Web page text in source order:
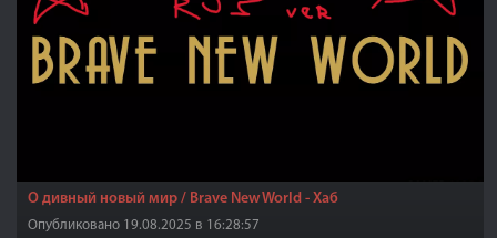
О дивный новый мир / Brave New World - Хаб
Опубликовано 19.08.2025 в 16:28:57